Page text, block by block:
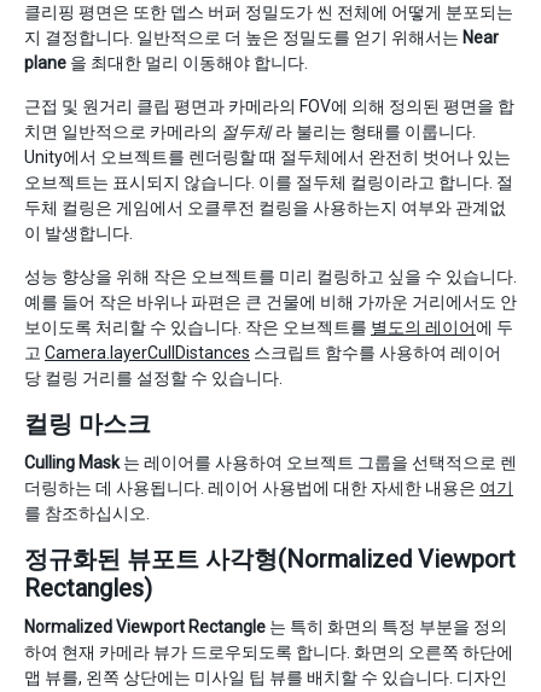
클리핑 평면은 또한 뎁스 버퍼 정밀도가 씬 전체에 어떻게 분포되는
지 결정합니다. 일반적으로 더 높은 정밀도를 얻기 위해서는 Near
plane 을 최대한 멀리 이동해야 합니다.
근접 및 원거리 클립 평면과 카메라의 FOV에 의해 정의된 평면을 합
치면 일반적으로 카메라의 절두체라 불리는 형태를 이룹니다.
Unity에서 오브젝트를 렌더링할 때 절두체에서 완전히 벗어나 있는
오브젝트는 표시되지 않습니다. 이를 절두체 컬링이라고 합니다. 절
두체 컬링은 게임에서 오클루전 컬링을 사용하는지 여부와 관계없
이 발생합니다.
성능 향상을 위해 작은 오브젝트를 미리 컬링하고 싶을 수 있습니다.
예를 들어 작은 바위나 파편은 큰 건물에 비해 가까운 거리에서도 안
보이도록 처리할 수 있습니다. 작은 오브젝트를 별도의 레이어에 두
고 Camera.layerCullDistances 스크립트 함수를 사용하여 레이어
당 컬링 거리를 설정할 수 있습니다.
컬링 마스크
Culling Mask는 레이어를 사용하여 오브젝트 그룹을 선택적으로 렌
더링하는 데 사용됩니다. 레이어 사용법에 대한 자세한 내용은 여기
를 참조하십시오.
정규화된 뷰포트 사각형(Normalized Viewport
Rectangles)
Normalized Viewport Rectangle 는 특히 화면의 특정 부분을 정의
하여 현재 카메라 뷰가 드로우되도록 합니다. 화면의 오른쪽 하단에
맵 뷰를, 왼쪽 상단에는 미사일 팁 뷰를 배치할 수 있습니다. 디자인